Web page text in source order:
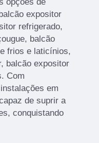
expositor
refrigerado,
balcão
frios e laticínios,
balcão expositor
Com
em
de suprir a
conquistando